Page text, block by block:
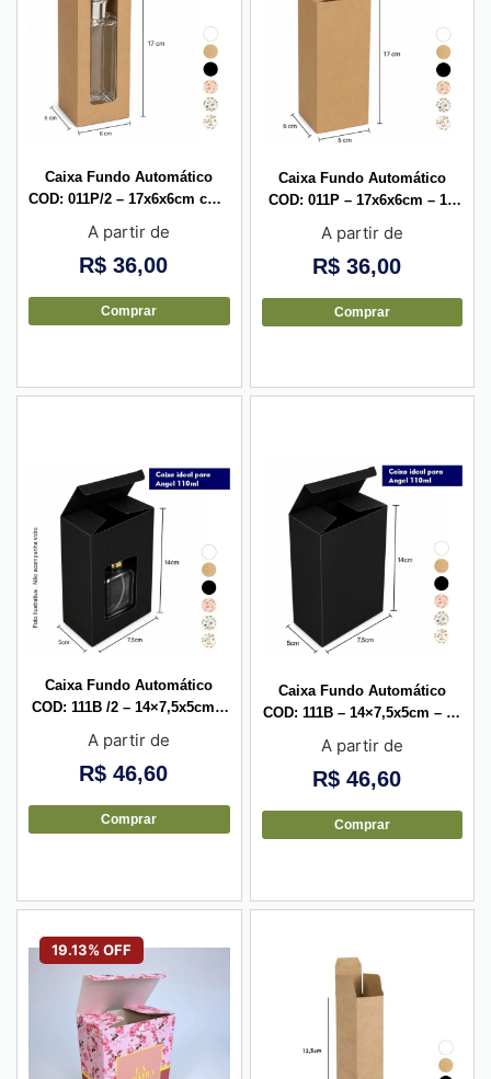
Caixa Fundo Automático
COD: 011P/2 – 17x6x6cm com
A partir de
R$ 36,00
Comprar
Caixa Fundo Automático
COD: 011P – 17x6x6cm – 10
A partir de
R$36,00
Comprar
Caixa Fundo Automático
COD: 111B /2 – 14×7,5x5cm –
A partir de
R$ 46,60
Comprar
Caixa Fundo Automático
COD: 111B – 14×7,5x5cm – 10
A partir de
R$46,60
Comprar
19.13% OFF